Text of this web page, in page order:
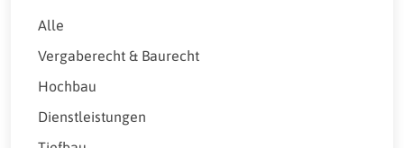
Alle
Vergaberecht & Baurecht
Hochbau
Dienstleistungen